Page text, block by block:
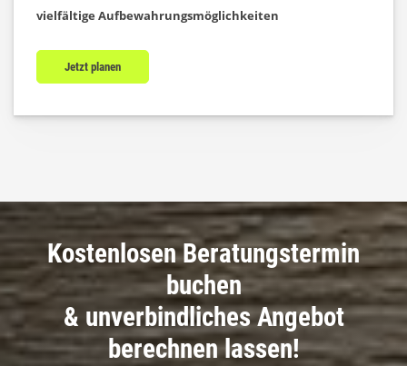
vielfältige Aufbewahrungsmöglichkeiten
Jetzt planen
Kostenlosen Beratungstermin
buchen
& unverbindliches Angebot
berechnen lassen!